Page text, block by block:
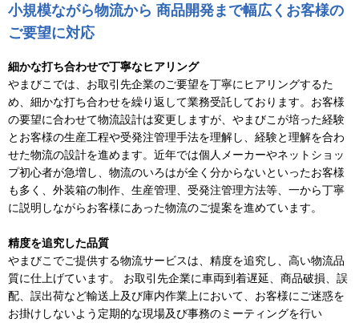
小規模ながら物流から 商品開発まで幅広くお客様の
ご要望に対応
細かな打ち合わせで丁寧なヒアリング
やまびこでは、お取引先企業のご要望を丁寧にヒアリングするた
め、細かな打ち合わせを繰り返して業務受託しております。お客様
の要望に合わせて物流設計は変更しますが、やまびこが培った経験
とお客様の生産工程や受発注管理手法を理解し、経験と理解を合わ
せた物流の設計を進めます。近年では個人メーカーやネットショッ
プ初心者が急増し、物流のいろはが全く分からないといったお客様
も多く、外装箱の制作、生産管理、受発注管理方法等、一から丁寧
に説明しながらお客様にあった物流のご提案を進めています。
精度を追究した品質
やまびこでご提供する物流サービスは、精度を追究し、高い物流品
質に仕上げています。 お取引先企業に車両到着遅延、商品破損、誤
配、誤出荷など輸送上及び庫内作業上において、お客様にご迷惑を
お掛けしないよう定期的な現場及び事務のミーティングを行い